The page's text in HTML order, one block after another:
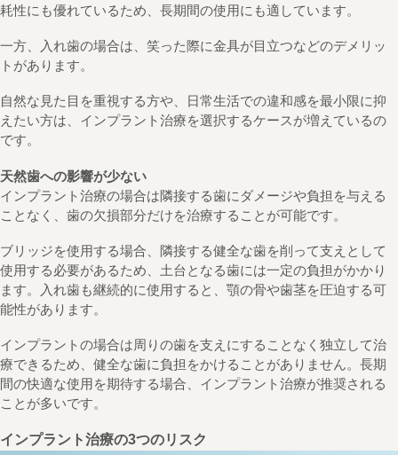
耗性にも優れているため、長期間の使用にも適しています。
一方、入れ歯の場合は、笑った際に金具が目立つなどのデメリッ
トがあります。
自然な見た目を重視する方や、日常生活での違和感を最小限に抑
えたい方は、インプラント治療を選択するケースが増えているの
です。
天然歯への影響が少ない
インプラント治療の場合は隣接する歯にダメージや負担を与える
ことなく、歯の欠損部分だけを治療することが可能です。
ブリッジを使用する場合、隣接する健全な歯を削って支えとして
使用する必要があるため、土台となる歯には一定の負担がかかり
ます。入れ歯も継続的に使用すると、顎の骨や歯茎を圧迫する可
能性があります。
インプラントの場合は周りの歯を支えにすることなく独立して治
療できるため、健全な歯に負担をかけることがありません。長期
間の快適な使用を期待する場合、インプラント治療が推奨される
ことが多いです。
インプラント治療の3つのリスク